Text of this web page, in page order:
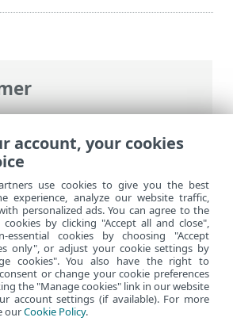
>ESET Endpoint
til
fjernadministreres
account, your cookies
use cookies to give you the best
experience, analyze our website traffic,
personalized ads. You can agree to the
by clicking "Accept all and close",
essential cookies by choosing "Accept
only", or adjust your cookie settings by
cookies". You also have the right to
or change your cookie preferences
the "Manage cookies" link in our website
account settings (if available). For more
ourCookie Policy.